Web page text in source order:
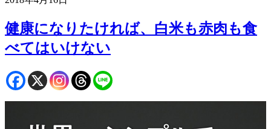
健康になりたければ、白米も赤肉も食
べてはいけない